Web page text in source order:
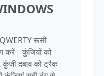
रूसी
करें। कुंजियों को
कुंजी दबाव को ट्रैक